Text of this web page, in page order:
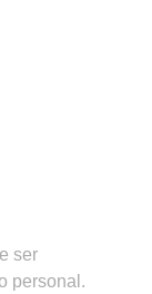
ser
personal.